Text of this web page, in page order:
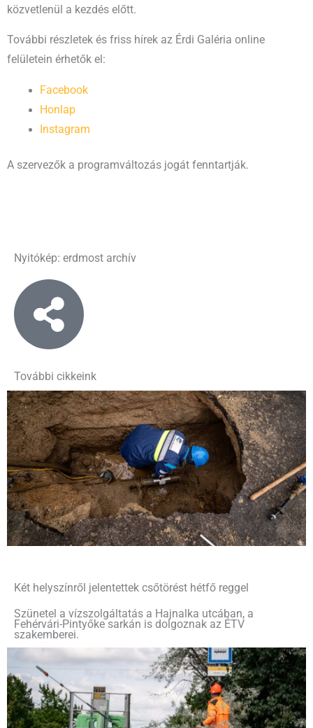
közvetlenül a kezdés előtt.
További részletek és friss hírek az Érdi Galéria online
felületein érhetők el:
Facebook
Honlap
Instagram
A szervezők a programváltozás jogát fenntartják.
Nyitókép: erdmost archív
További cikkeink
Két helyszínről jelentettek csőtörést hétfő reggel
Szünetel a vízszolgáltatás a Hajnalka utcában, a
Fehérvári-Pintyőke sarkán is dolgoznak az ÉTV
szakemberei.